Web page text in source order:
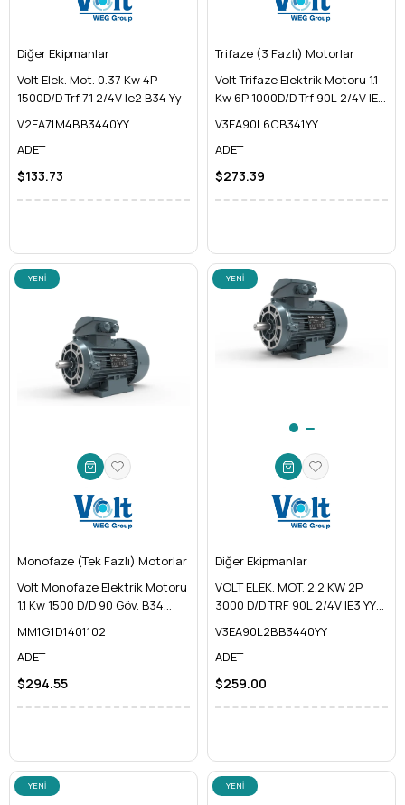
Diğer Ekipmanlar
Volt Elek. Mot. 0.37 Kw 4P
1500D/D Trf 71 2/4V Ie2 B34 Yy
V2EA71M4BB3440YY
ADET
$133.73
Trifaze (3 Fazlı) Motorlar
Volt Trifaze Elektrik Motoru 1.1
Kw 6P 1000D/D Trf 90L 2/4V IE3
V3EA90L6CB341YY
ADET
$273.39
Monofaze (Tek Fazlı) Motorlar
Volt Monofaze Elektrik Motoru
1.1 Kw 1500 D/D 90 Göv. B34
MM1G1D1401102
ADET
$294.55
YENI
Diğer Ekipmanlar
VOLT ELEK. MOT. 2.2 KW 2P
3000 D/D TRF 90L 2/4V IE3 YY
V3EA90L2BB3440YY
ADET
$259.00
YENI
YENI
YENI